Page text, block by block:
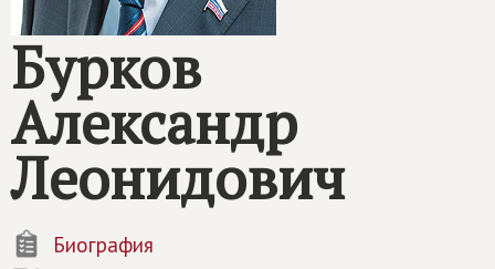
Бурков
Александр
Леонидович
Биография